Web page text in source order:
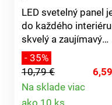
LED svetelný panel
do každého interiéru
skvelý a zaujímavý
doplnok. Vedeli ste,
za vás dokáže
oznámiť takmer
čokoľvek? A to
- 35%
10,79 €
Na sklade viac